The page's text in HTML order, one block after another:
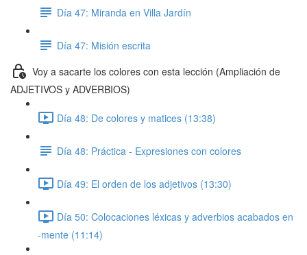
Día 47: Miranda en Villa Jardín
Día 47: Misión escrita
Voy a sacarte los colores con esta lección (Ampliación de
ADJETIVOS y ADVERBIOS)
Día 48: De colores y matices (13:38)
Día 48: Práctica - Expresiones con colores
Día 49: El orden de los adjetivos (13:30)
Día 50: Colocaciones léxicas y adverbios acabados en
-mente (11:14)